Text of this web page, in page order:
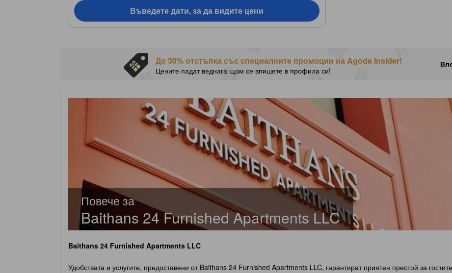
Въведете дати, за да видите цени
До 30% отстъпка със специалните промоции на Agoda Insider!
Цените падат веднага щом се впишете в профила си!
Повече за
Baithans 24 Furnished Apartments LLC
Baithans 24 Furnished Apartments LLC
Удобствата и услугите, предоставени от Baithans 24 Furnished Apartments LLC, гарантират приятен престой за